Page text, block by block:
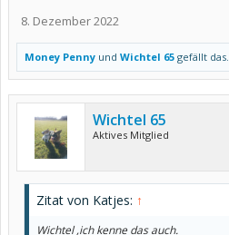
8. Dezember 2022
Money Penny und Wichtel 65 gefällt das.
Wichtel 65
Aktives Mitglied
Zitat von Katjes: ↑
Wichtel ,ich kenne das auch.